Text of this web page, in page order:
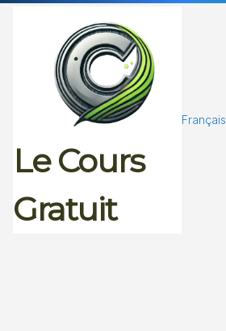
Le Cours
Gratuit
Français